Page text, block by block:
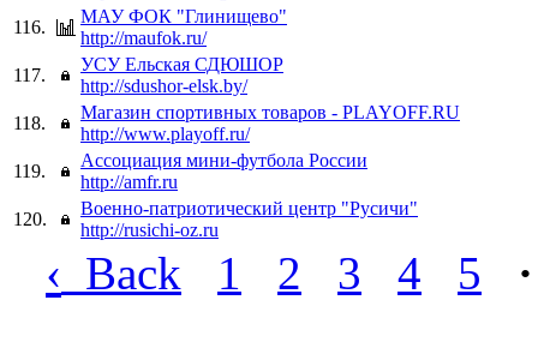
116.
МАУ ФОК "Глинищево"
http://maufok.ru/
117.
УСУ Ельская СДЮШОР
http://sdushor-elsk.by/
118.
Мaгaзин спортивных товаров - PLAYOFF.RU
http://www.playoff.ru/
119.
Ассоциация мини-футбола России
http://amfr.ru
120.
Военно-патриотический центр "Русичи"
http://rusichi-oz.ru
‹ Back 1 2 3 4 5